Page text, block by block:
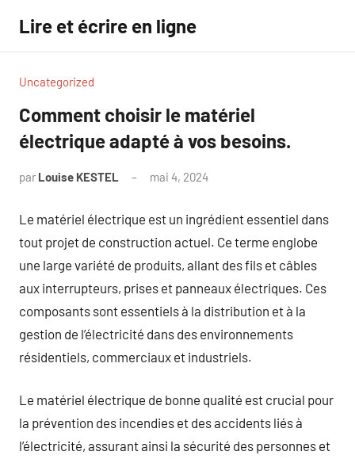
contenu
Lire et écrire en ligne
Uncategorized
Comment choisir le matériel
électrique adapté à vos besoins.
par Louise KESTEL mai 4, 2024
Le matériel électrique est un ingrédient essentiel dans
tout projet de construction actuel. Ce terme englobe
une large variété de produits, allant des fils et câbles
aux interrupteurs, prises et panneaux électriques. Ces
composants sont essentiels à la distribution et à la
gestion de l’électricité dans des environnements
résidentiels, commerciaux et industriels.
Le matériel électrique de bonne qualité est crucial pour
la prévention des incendies et des accidents liés à
l’électricité, assurant ainsi la sécurité des personnes et